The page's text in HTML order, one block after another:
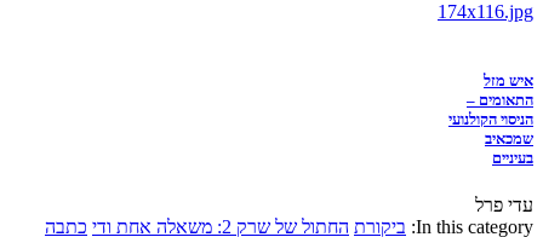
איש מזל
התאומים –
הניסוי הקולנועי
שמכאיב
בעיניים
עדי פרל
In this category: ביקורת החתול של שרק 2: משאלה אחת ודי
כתבה